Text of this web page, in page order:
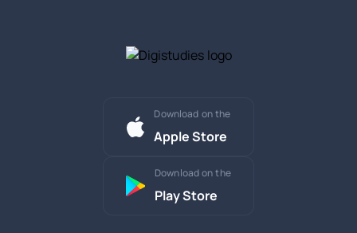
Download on the
Apple Store
Download on the
Play Store